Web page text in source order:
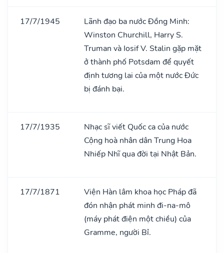
17/7/1945
Lãnh đạo ba nước Đồng Minh:
Winston Churchill, Harry S.
Truman và Iosif V. Stalin gặp mặt
ở thành phố Potsdam để quyết
định tương lai của một nước Đức
bị đánh bại.
17/7/1935
Nhạc sĩ viết Quốc ca của nước
Cộng hoà nhân dân Trung Hoa
Nhiếp Nhĩ qua đời tại Nhật Bản.
17/7/1871
Viện Hàn lâm khoa học Pháp đã
đón nhận phát minh đi-na-mô
(máy phát điện một chiều) của
Gramme, người Bỉ.